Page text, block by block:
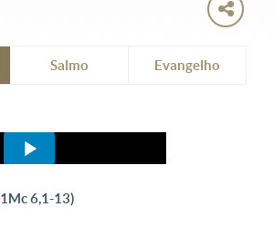
Salmo Evangelho
1Mc 6,1-13)